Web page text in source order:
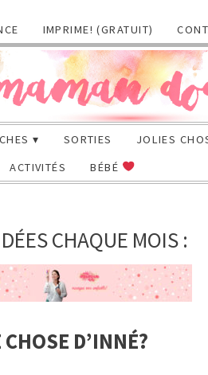
IMPRIME! (GRATUIT)
SORTIES JOLIES
ACTIVITÉS
BÉBÉ
CHAQUE MOIS :
D’INNÉ?